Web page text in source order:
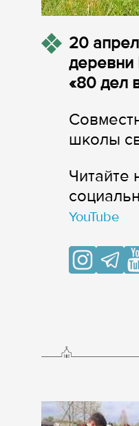
20
деревни
«80 дел
школы
Читайте
YouTube